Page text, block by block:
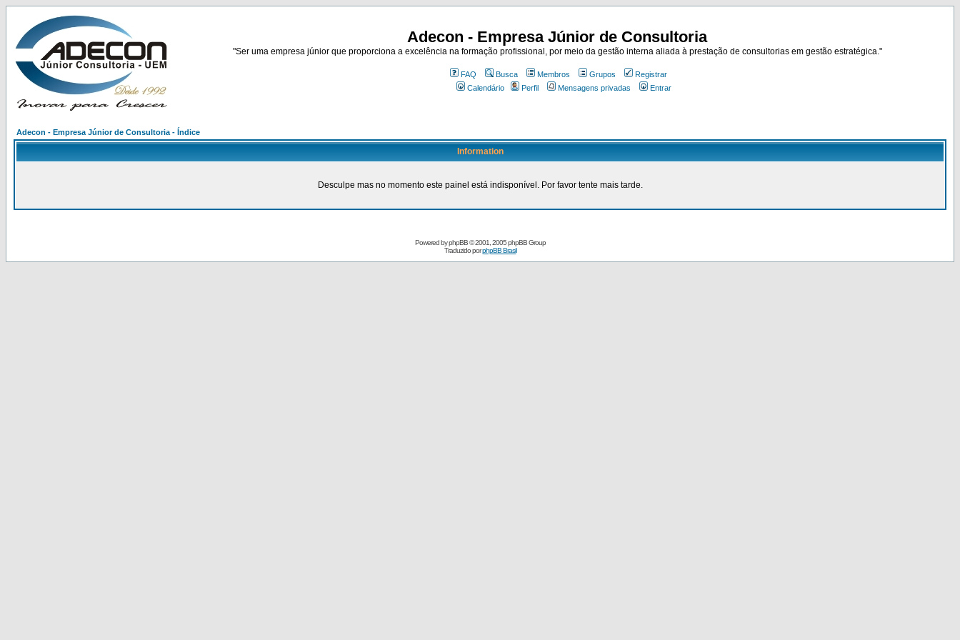
Adecon - Empresa Júnior de Consultoria
"Ser uma empresa júnior que proporciona a excelência na formação profissional, por meio da gestão interna aliada à prestação de consultorias em gestão estratégica."
FAQ Busca Membros Grupos
Registrar
Calendário
Perfil Mensagens privadas Entrar
Adecon - Empresa Júnior de Consultoria - Índice
Information
Desculpe mas no momento este painel está indisponível. Por favor tente mais tarde.
Powered byphpBB© 2001, 2005 phpBB Group
Traduzido porphpBB Brasil